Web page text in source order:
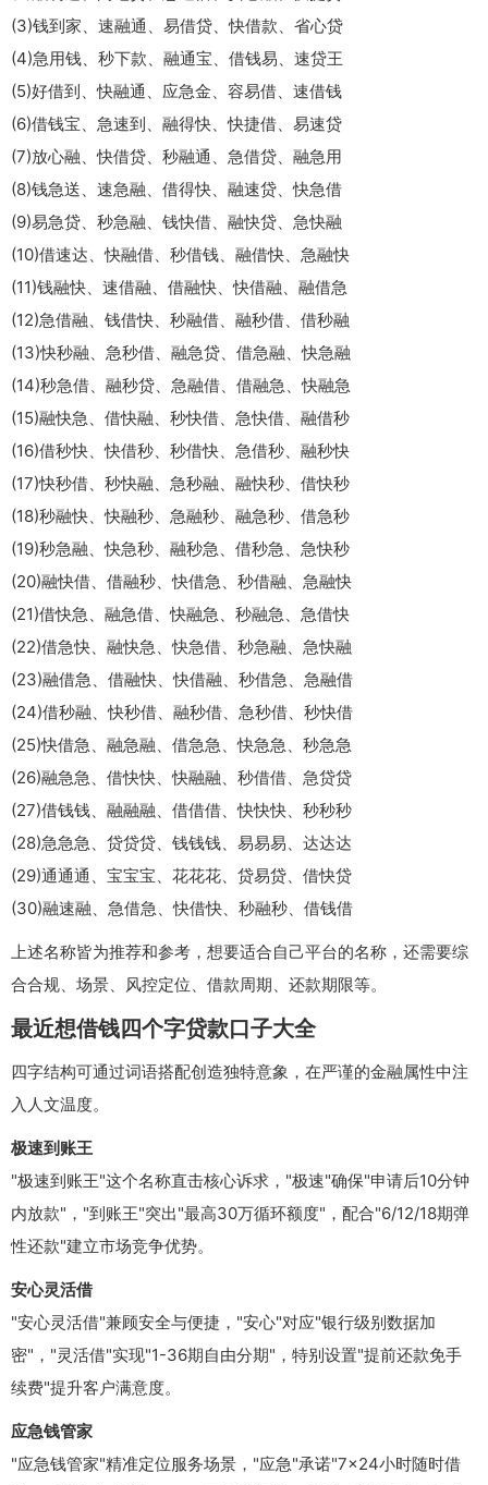
(3)钱到家、速融通、易借贷、快借款、省心贷
(4)急用钱、秒下款、融通宝、借钱易、速贷王
(5)好借到、快融通、应急金、容易借、速借钱
(6)借钱宝、急速到、融得快、快捷借、易速贷
(7)放心融、快借贷、秒融通、急借贷、融急用
(8)钱急送、速急融、借得快、融速贷、快急借
(9)易急贷、秒急融、钱快借、融快贷、急快融
(10)借速达、快融借、秒借钱、融借快、急融快
(11)钱融快、速借融、借融快、快借融、融借急
(12)急借融、钱借快、秒融借、融秒借、借秒融
(13)快秒融、急秒借、融急贷、借急融、快急融
(14)秒急借、融秒贷、急融借、借融急、快融急
(15)融快急、借快融、秒快借、急快借、融借秒
(16)借秒快、快借秒、秒借快、急借秒、融秒快
(17)快秒借、秒快融、急秒融、融快秒、借快秒
(18)秒融快、快融秒、急融秒、融急秒、借急秒
(19)秒急融、快急秒、融秒急、借秒急、急快秒
(20)融快借、借融秒、快借急、秒借融、急融快
(21)借快急、融急借、快融急、秒融急、急借快
(22)借急快、融快急、快急借、秒急融、急快融
(23)融借急、借融快、快借融、秒借急、急融借
(24)借秒融、快秒借、融秒借、急秒借、秒快借
(25)快借急、融急融、借急急、快急急、秒急急
(26)融急急、借快快、快融融、秒借借、急贷贷
(27)借钱钱、融融融、借借借、快快快、秒秒秒
(28)急急急、贷贷贷、钱钱钱、易易易、达达达
(29)通通通、宝宝宝、花花花、贷易贷、借快贷
(30)融速融、急借急、快借快、秒融秒、借钱借
上述名称皆为推荐和参考，想要适合自己平台的名称，还需要综
合合规、场景、风控定位、借款周期、还款期限等。
最近想借钱四个字贷款口子大全
四字结构可通过词语搭配创造独特意象，在严谨的金融属性中注
入人文温度。
极速到账王
"极速到账王"这个名称直击核心诉求，"极速"确保"申请后10分钟
内放款"，"到账王"突出"最高30万循环额度"，配合"6/12/18期弹
性还款"建立市场竞争优势。
安心灵活借
"安心灵活借"兼顾安全与便捷，"安心"对应"银行级别数据加
密"，"灵活借"实现"1-36期自由分期"，特别设置"提前还款免手
续费"提升客户满意度。
应急钱管家
"应急钱管家"精准定位服务场景，"应急"承诺"7×24小时随时借